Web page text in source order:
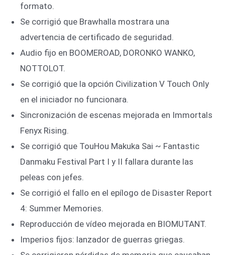
formato.
Se corrigió que Brawhalla mostrara una
advertencia de certificado de seguridad.
Audio fijo en BOOMEROAD, DORONKO WANKO,
NOTTOLOT.
Se corrigió que la opción Civilization V Touch Only
en el iniciador no funcionara.
Sincronización de escenas mejorada en Immortals
Fenyx Rising.
Se corrigió que TouHou Makuka Sai ~ Fantastic
Danmaku Festival Part I y II fallara durante las
peleas con jefes.
Se corrigió el fallo en el epílogo de Disaster Report
4: Summer Memories.
Reproducción de vídeo mejorada en BIOMUTANT.
Imperios fijos: lanzador de guerras griegas.